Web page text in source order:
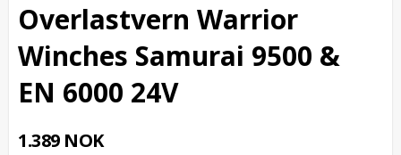
Overlastvern Warrior
Winches Samurai 9500 &
EN 6000 24V
1.389 NOK